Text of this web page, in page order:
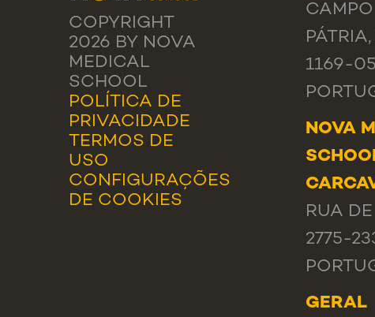
COPYRIGHT
2026 BY NOVA
MEDICAL
SCHOOL
POLÍTICA DE
PRIVACIDADE
TERMOS DE
USO
CONFIGURAÇÕES
DE COOKIES
1169-
NOVA
RUA
2775-
GERAL